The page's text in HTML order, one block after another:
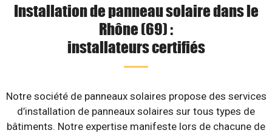
Installation de panneau solaire dans le
Rhône (69) :
installateurs certifiés
Notre société de panneaux solaires propose des services
d’installation de panneaux solaires sur tous types de
bâtiments. Notre expertise manifeste lors de chacune de